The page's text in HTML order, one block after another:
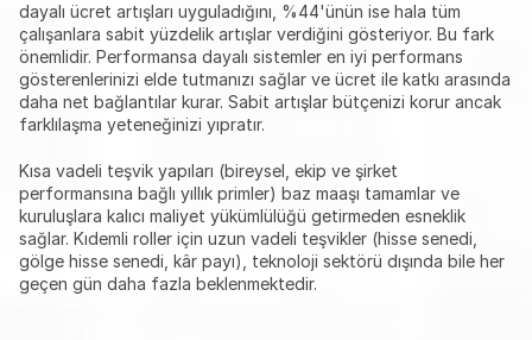
dayalı ücret artışları uyguladığını, %44'ünün ise hala tüm
çalışanlara sabit yüzdelik artışlar verdiğini gösteriyor. Bu fark
önemlidir. Performansa dayalı sistemler en iyi performans
gösterenlerinizi elde tutmanızı sağlar ve ücret ile katkı arasında
daha net bağlantılar kurar. Sabit artışlar bütçenizi korur ancak
farklılaşma yeteneğinizi yıpratır.
Kısa vadeli teşvik yapıları (bireysel, ekip ve şirket
performansına bağlı yıllık primler) baz maaşı tamamlar ve
kuruluşlara kalıcı maliyet yükümlülüğü getirmeden esneklik
sağlar. Kıdemli roller için uzun vadeli teşvikler (hisse senedi,
gölge hisse senedi, kâr payı), teknoloji sektörü dışında bile her
geçen gün daha fazla beklenmektedir.